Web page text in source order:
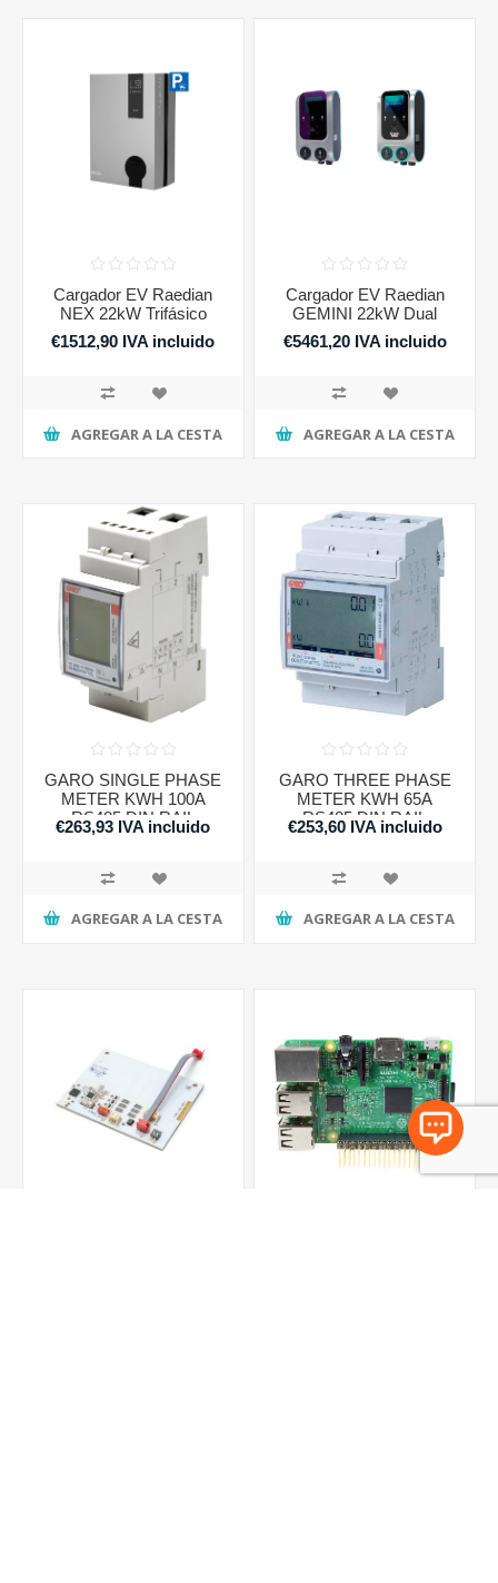
Cargador EV Raedian
NEX 22kW Trifásico
€1512,90 IVA incluido
AGREGAR A LA CESTA
Cargador EV Raedian
GEMINI 22kW Dual
€5461,20 IVA incluido
AGREGAR A LA CESTA
GARO SINGLE PHASE
METER KWH 100A
RS485 DIN RAIL
MOUNTING
€263,93 IVA incluido
AGREGAR A LA CESTA
GARO THREE PHASE
METER KWH 65A
RS485 DIN RAIL
MOUNTING
€253,60 IVA incluido
AGREGAR A LA CESTA